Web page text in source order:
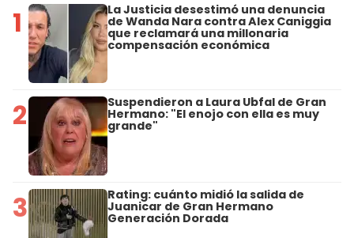
1 La Justicia desestimó una denuncia
de Wanda Nara contra Alex Caniggia
que reclamará una millonaria
compensación económica
2 Suspendieron a Laura Ubfal de Gran
Hermano: "El enojo con ella es muy
grande"
3 Rating: cuánto midió la salida de
Juanicar de Gran Hermano
Generación Dorada